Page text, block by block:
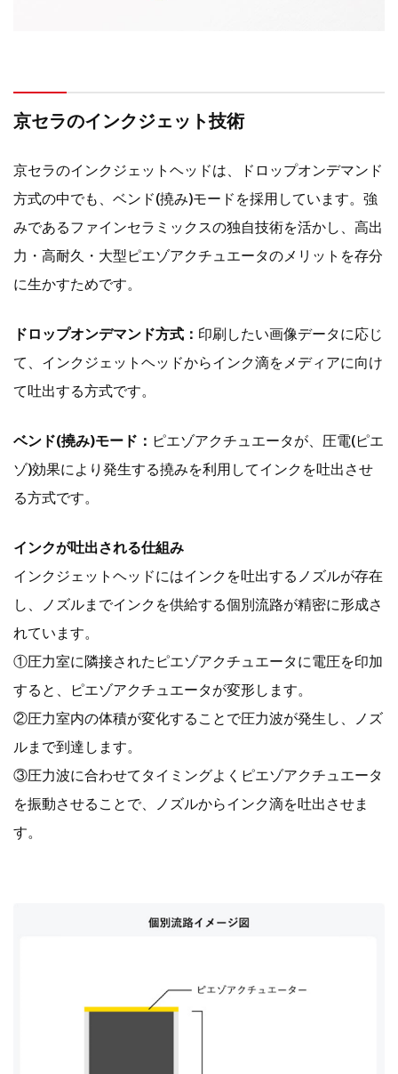
京セラのインクジェット技術
京セラのインクジェットヘッドは、ドロップオンデマンド
方式の中でも、ベンド(撓み)モードを採用しています。強
みであるファインセラミックスの独自技術を活かし、高出
力・高耐久・大型ピエゾアクチュエータのメリットを存分
に生かすためです。
ドロップオンデマンド方式： 印刷したい画像データに応じ
て、インクジェットヘッドからインク滴をメディアに向け
て吐出する方式です。
ベンド(撓み)モード： ピエゾアクチュエータが、圧電(ピエ
ゾ)効果により発生する撓みを利用してインクを吐出させ
る方式です。
インクが吐出される仕組み
インクジェットヘッドにはインクを吐出するノズルが存在
し、ノズルまでインクを供給する個別流路が精密に形成さ
れています。
①圧力室に隣接されたピエゾアクチュエータに電圧を印加
すると、ピエゾアクチュエータが変形します。
②圧力室内の体積が変化することで圧力波が発生し、ノズ
ルまで到達します。
③圧力波に合わせてタイミングよくピエゾアクチュエータ
を振動させることで、ノズルからインク滴を吐出させま
す。